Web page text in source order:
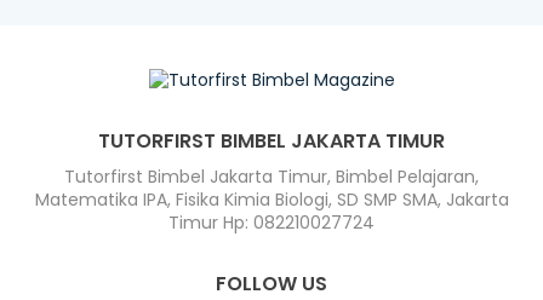
TUTORFIRST BIMBEL JAKARTA TIMUR
Tutorfirst Bimbel Jakarta Timur, Bimbel Pelajaran,
Matematika IPA, Fisika Kimia Biologi, SD SMP SMA, Jakarta
Timur Hp: 082210027724
FOLLOW US